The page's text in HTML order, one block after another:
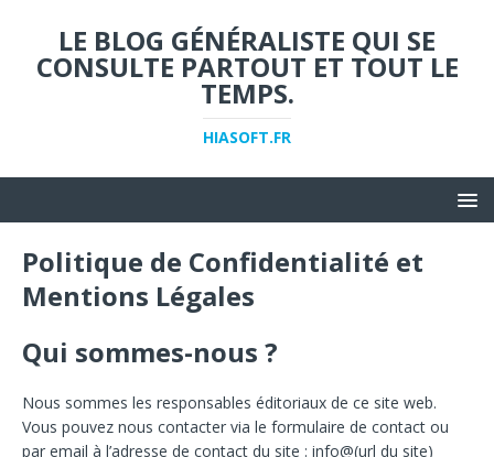
LE BLOG GÉNÉRALISTE QUI SE
CONSULTE PARTOUT ET TOUT LE
TEMPS.
HIASOFT.FR
Politique de Confidentialité et
Mentions Légales
Qui sommes-nous ?
Nous sommes les responsables éditoriaux de ce site web.
Vous pouvez nous contacter via le formulaire de contact ou
par email à l’adresse de contact du site : info@(url du site)